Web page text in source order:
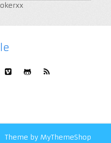
Theme by MyThemeShop